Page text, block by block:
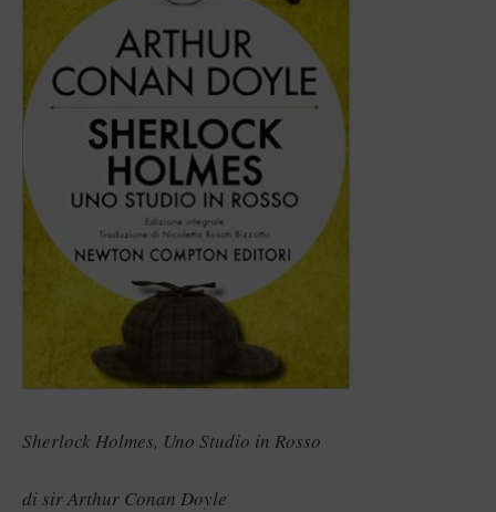
Sherlock Holmes, Uno Studio in Rosso
di sir Arthur Conan Doyle